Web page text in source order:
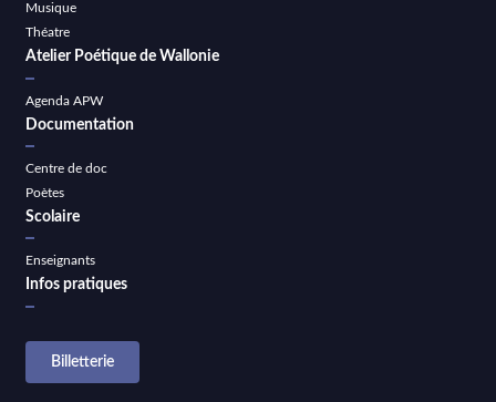
Musique
Théatre
Atelier Poétique de Wallonie
Agenda APW
Documentation
Centre de doc
Poètes
Scolaire
Enseignants
Infos pratiques
Billetterie